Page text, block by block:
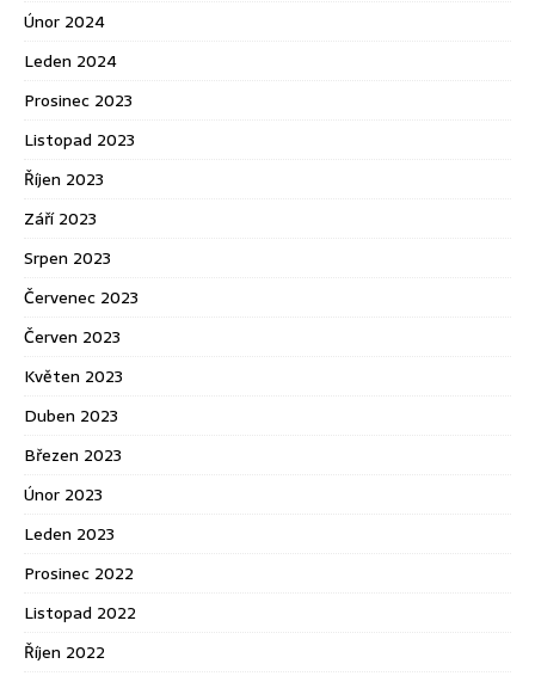
Únor 2024
Leden 2024
Prosinec 2023
Listopad 2023
Říjen 2023
Září 2023
Srpen 2023
Červenec 2023
Červen 2023
Květen 2023
Duben 2023
Březen 2023
Únor 2023
Leden 2023
Prosinec 2022
Listopad 2022
Říjen 2022